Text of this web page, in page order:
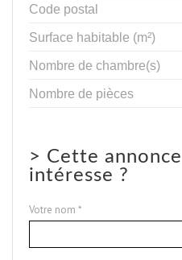
Code postal
Surface habitable (m²)
Nombre de chambre(s)
Nombre de pièces
> Cette
intéresse ?
Votre nom *